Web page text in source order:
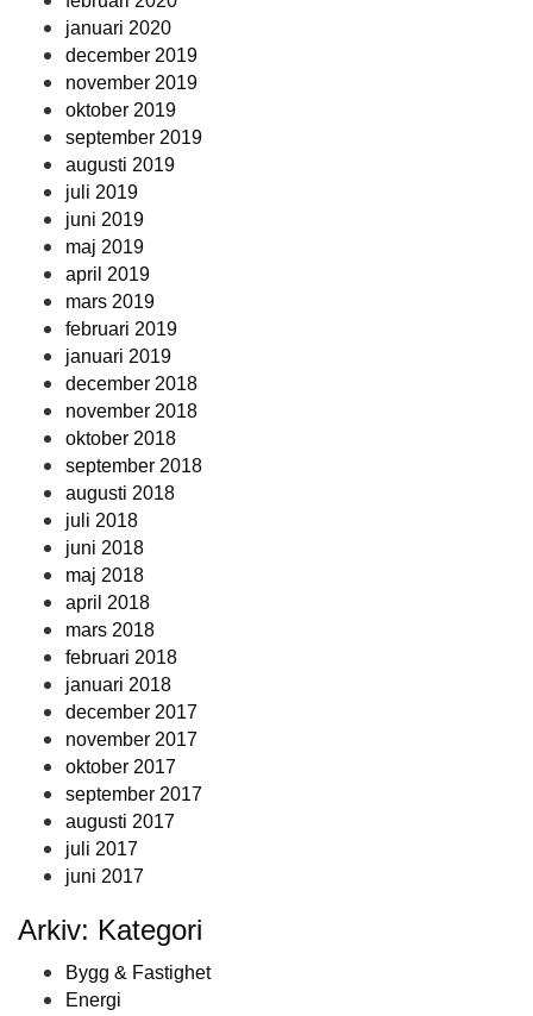
januari 2020
december 2019
november 2019
oktober 2019
september 2019
augusti 2019
juli 2019
juni 2019
maj 2019
april 2019
mars 2019
februari 2019
januari 2019
december 2018
november 2018
oktober 2018
september 2018
augusti 2018
juli 2018
juni 2018
maj 2018
april 2018
mars 2018
februari 2018
januari 2018
december 2017
november 2017
oktober 2017
september 2017
augusti 2017
juli 2017
juni 2017
Arkiv: Kategori
Bygg & Fastighet
Energi